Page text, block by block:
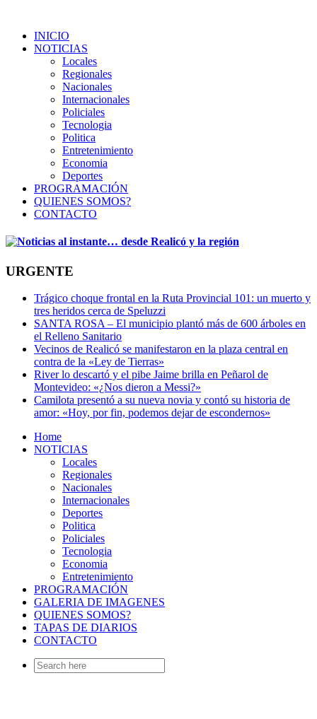
INICIO
NOTICIAS
Locales
Regionales
Nacionales
Internacionales
Policiales
Tecnologia
Politica
Entretenimiento
Economia
Deportes
PROGRAMACIÓN
QUIENES SOMOS?
CONTACTO
URGENTE
Trágico choque frontal en la Ruta Provincial 101: un muerto y
tres heridos cerca de Speluzzi
SANTA ROSA – El municipio plantó más de 600 árboles en
el Relleno Sanitario
Vecinos de Realicó se manifestaron en la plaza central en
contra de la «Ley de Tierras»
River lo descartó y el pibe Jaime brilla en Peñarol de
Montevideo: «¿Nos dieron a Messi?»
Camilota presentó a su nueva novia y contó su historia de
amor: «Hoy, por fin, podemos dejar de escondernos»
Home
NOTICIAS
Locales
Regionales
Nacionales
Internacionales
Deportes
Politica
Policiales
Tecnologia
Economia
Entretenimiento
PROGRAMACIÓN
GALERIA DE IMAGENES
QUIENES SOMOS?
TAPAS DE DIARIOS
CONTACTO
Search
for: